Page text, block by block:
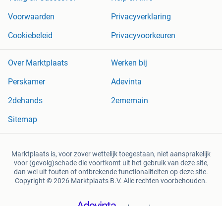
Voorwaarden
Privacyverklaring
Cookiebeleid
Privacyvoorkeuren
Over Marktplaats
Werken bij
Perskamer
Adevinta
2dehands
2ememain
Sitemap
Marktplaats is, voor zover wettelijk toegestaan, niet aansprakelijk
voor (gevolg)schade die voortkomt uit het gebruik van deze site,
dan wel uit fouten of ontbrekende functionaliteiten op deze site.
Copyright © 2026 Marktplaats B.V. Alle rechten voorbehouden.